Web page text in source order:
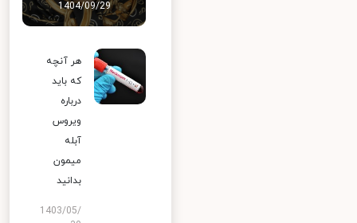
1404/09/29
هر آنچه
که باید
درباره
ویروس
آبله
میمون
بدانید
1403/05/